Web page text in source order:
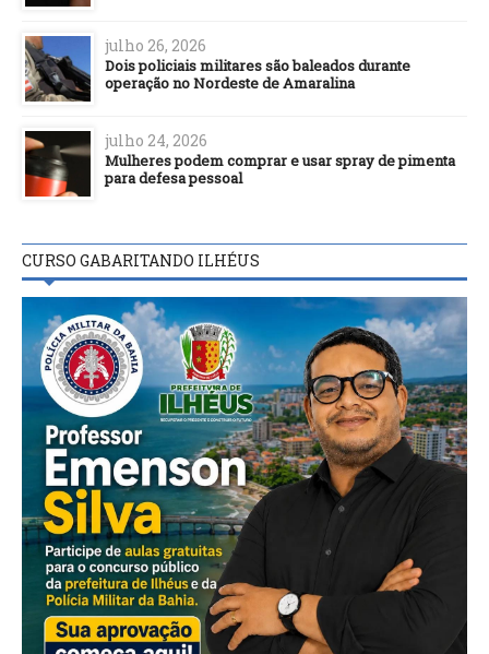
julho 26, 2026
Dois policiais militares são baleados durante
operação no Nordeste de Amaralina
julho 24, 2026
Mulheres podem comprar e usar spray de pimenta
para defesa pessoal
CURSO GABARITANDO ILHÉUS